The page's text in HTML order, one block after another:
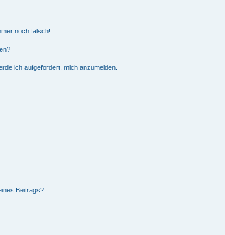
noch falsch!
ich aufgefordert, mich anzumelden.
Beitrags?